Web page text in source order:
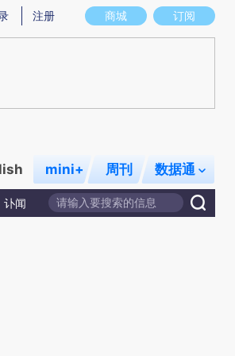
图存在偏差。不代表财新观点和立场。推荐点击链
商城 订阅
注册
mini+ 周刊 数据通
讣闻